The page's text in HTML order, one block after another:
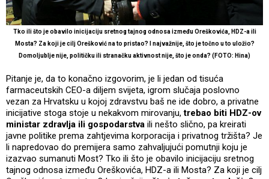
Tko ili što je obavilo inicijaciju sretnog tajnog odnosa između Oreškovića, HDZ-a ili
Mosta? Za koji je cilj Orešković na to pristao? I najvažnije, što je točno u to uložio?
Domoljublje nije, političku ili stranačku aktivnost nije, što je onda? (FOTO: Hina)
Pitanje je, da to konačno izgovorim, je li jedan od tisuća
farmaceutskih CEO-a diljem svijeta, igrom slučaja poslovno
vezan za Hrvatsku u kojoj zdravstvu baš ne ide dobro, a privatne
inicijative stoga stoje u nekakvom mirovanju,trebao biti HDZ-ov
ministar zdravlja ili gospodarstva ili nešto slično, pa kreirati
javne politike prema zahtjevima korporacija i privatnog tržišta? Je
li napredovao do premijera samo zahvaljujući pomutnji koju je
izazvao sumanuti Most? Tko ili što je obavilo inicijaciju sretnog
tajnog odnosa između Oreškovića, HDZ-a ili Mosta? Za koji je cilj